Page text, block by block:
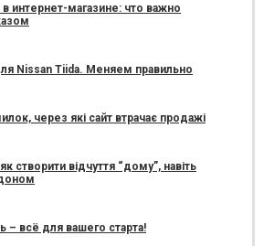
интернет-магазине: что важно
Nissan Tiida. Меняем правильно
через які сайт втрачає продажі
створити відчуття “дому”, навіть
– всё для вашего старта!